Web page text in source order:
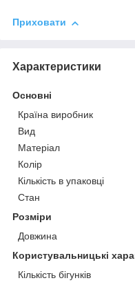
Приховати
Характеристики
Основні
Країна виробник
Вид
Матеріал
Колір
Кількість в упаковці
Стан
Розміри
Довжина
Користувальницькі
Кількість бігунків